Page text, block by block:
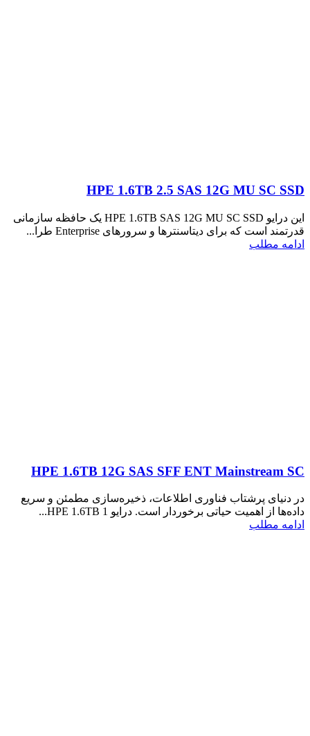
HPE 1.6TB 2.5 SAS 12G MU SC SSD
این درایو HPE 1.6TB SAS 12G MU SC SSD یک حافظه سازمانی
قدرتمند است که برای دیتاسنترها و سرورهای Enterprise طرا...
ادامه مطلب
HPE 1.6TB 12G SAS SFF ENT Mainstream SC
در دنیای پرشتاب فناوری اطلاعات، ذخیره‌سازی مطمئن و سریع
داده‌ها از اهمیت حیاتی برخوردار است. درایو HPE 1.6TB 1...
ادامه مطلب